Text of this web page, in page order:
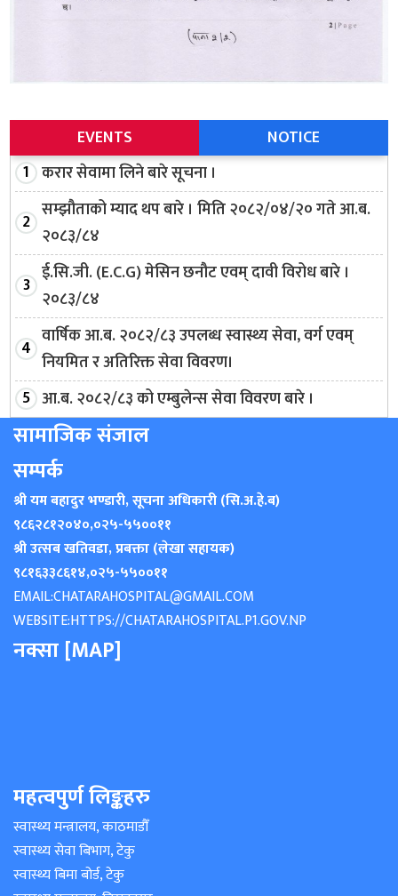
EVENTS
NOTICE
करार सेवामा लिने बारे सूचना ।
सम्झौताको म्याद थप बारे । मिति २०८२/०४/२० गते आ.ब.
२०८३/८४
ई.सि.जी. (E.C.G) मेसिन छनौट एवम् दावी विरोध बारे ।
२०८३/८४
वार्षिक आ.ब. २०८२/८३ उपलब्ध स्वास्थ्य सेवा, वर्ग एवम्
नियमित र अतिरिक्त सेवा विवरण।
आ.ब. २०८२/८३ को एम्बुलेन्स सेवा विवरण बारे ।
सामाजिक संजाल
सम्पर्क
श्री यम बहादुर भण्डारी, सूचना अधिकारी (सि.अ.हे.ब)
९८६२८१२०४०,०२५-५५००११
श्री उत्सब खतिवडा, प्रबक्ता (लेखा सहायक)
९८१६३३८६१४,०२५-५५००११
EMAIL:CHATARAHOSPITAL@GMAIL.COM
WEBSITE:HTTPS://CHATARAHOSPITAL.P1.GOV.NP
नक्सा [MAP]
महत्वपुर्ण लिङ्कहरु
स्वास्थ्य मन्त्रालय, काठमाडौँ
स्वास्थ्य सेवा बिभाग, टेकु
स्वास्थ्य बिमा बोर्ड, टेकु